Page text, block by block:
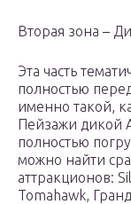
Вторая зона –
Эта часть
полностью
именно такой,
Пейзажи дикой
полностью
можно найти
аттракционов:
Tomahawk,